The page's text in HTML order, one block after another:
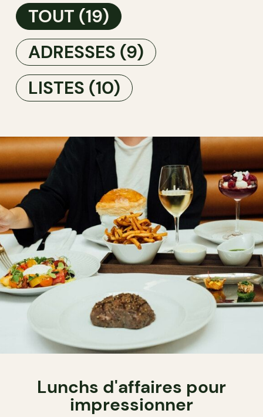
TOUT (19)
ADRESSES (9)
LISTES (10)
Lunchs d'affaires pour
impressionner